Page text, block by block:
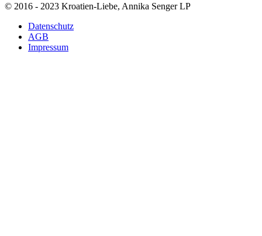
© 2016 - 2023 Kroatien-Liebe, Annika Senger LP
Datenschutz
AGB
Impressum